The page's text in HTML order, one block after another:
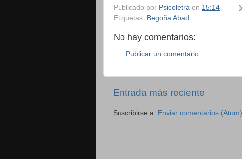
Publicado por Psicoletra en 15:14
Etiquetas: Begoña Abad
No hay comentarios:
Publicar un comentario
Entrada más reciente
Suscribirse a: Enviar comentarios (Atom)